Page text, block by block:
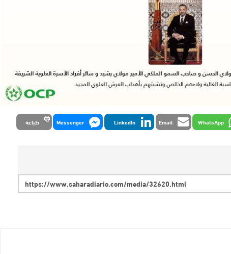
WhatsApp
Email
LinkedIn
Messenger طباعة